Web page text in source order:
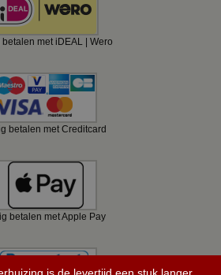
betalen met iDEAL | Wero
betalen met Creditcard
betalen met Apple Pay